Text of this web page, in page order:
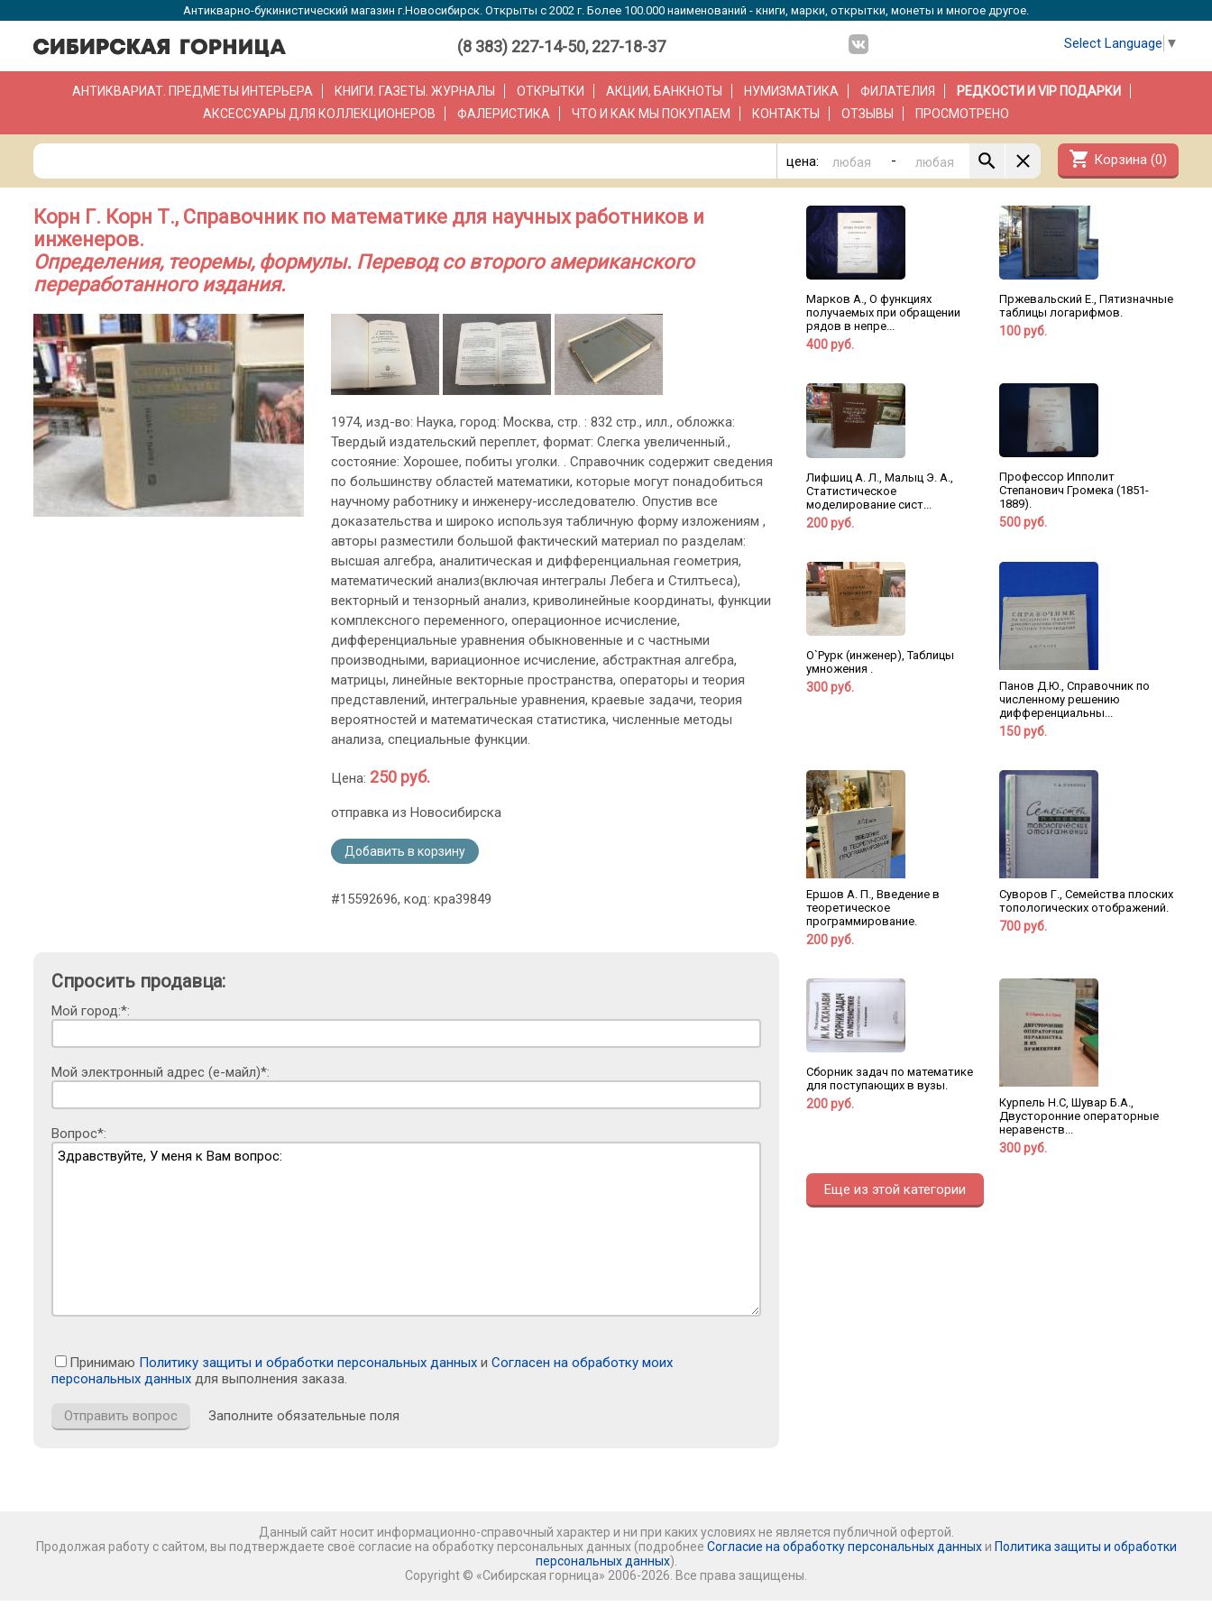
Антикварно-букинистический магазин г.Новосибирск. Открыты с 2002 г. Более 100.000 наименований - книги, марки, открытки, монеты и многое другое.
(8 383) 227-14-50, 227-18-37 Select Language ▼
АНТИКВАРИАТ. ПРЕДМЕТЫ ИНТЕРЬЕРА КНИГИ. ГАЗЕТЫ. ЖУРНАЛЫ ОТКРЫТКИ АКЦИИ, БАНКНОТЫ НУМИЗМАТИКА ФИЛАТЕЛИЯ
РЕДКОСТИ И VIP ПОДАРКИ
АКСЕССУАРЫ ДЛЯ КОЛЛЕКЦИОНЕРОВ
ФАЛЕРИСТИКА ЧТО И КАК МЫ ПОКУПАЕМ КОНТАКТЫ ОТЗЫВЫ ПРОСМОТРЕНО
цена: - shopping_cart Корзина (0)
Корн Г. Корн Т., Справочник по математике для научных работников и
инженеров.
Определения, теоремы, формулы. Перевод со второго американского
переработанного издания.
1974, изд-во: Наука, город: Москва, стр. : 832 стр., илл., обложка:
Твердый издательский переплет, формат: Слегка увеличенный.,
состояние: Хорошее, побиты уголки. . Справочник содержит сведения
по большинству областей математики, которые могут понадобиться
научному работнику и инженеру-исследователю. Опустив все
доказательства и широко используя табличную форму изложениям ,
авторы разместили большой фактический материал по разделам:
высшая алгебра, аналитическая и дифференциальная геометрия,
математический анализ(включая интегралы Лебега и Стилтьеса),
векторный и тензорный анализ, криволинейные координаты, функции
комплексного переменного, операционное исчисление,
дифференциальные уравнения обыкновенные и с частными
производными, вариационное исчисление, абстрактная алгебра,
матрицы, линейные векторные пространства, операторы и теория
представлений, интегральные уравнения, краевые задачи, теория
вероятностей и математическая статистика, численные методы
анализа, специальные функции.
Цена: 250 руб.
отправка из Новосибирска
Добавить в корзину
#15592696, код: кра39849
Спросить продавца:
Мой город:*:
Мой электронный адрес (е-майл)*:
Вопрос*:
Принимаю Политику защиты и обработки персональных данных и Согласен на обработку моих
персональных данных для выполнения заказа.
Заполните обязательные поля
Марков А., О функциях
получаемых при обращении
рядов в непре...
400 руб.
Пржевальский Е., Пятизначные
таблицы логарифмов.
100 руб.
Лифшиц А. Л., Малыц Э. А.,
Статистическое
моделирование сист...
200 руб.
Профессор Ипполит
Степанович Громека (1851-
1889).
500 руб.
О`Рурк (инженер), Таблицы
умножения .
300 руб.
Панов Д.Ю., Справочник по
численному решению
дифференциальны...
150 руб.
Ершов А. П., Введение в
теоретическое
программирование.
200 руб.
Суворов Г., Семейства плоских
топологических отображений.
700 руб.
Сборник задач по математике
для поступающих в вузы.
200 руб.
Курпель Н.С, Шувар Б.А.,
Двусторонние операторные
неравенств...
300 руб.
Еще из этой категории
Данный сайт носит информационно-справочный характер и ни при каких условиях не является публичной офертой.
Продолжая работу с сайтом, вы подтверждаете своё согласие на обработку персональных данных (подробнее Согласие на обработку персональных данныхи Политика защиты и обработки
персональных данных).
Copyright © «Сибирская горница» 2006-2026. Все права защищены.